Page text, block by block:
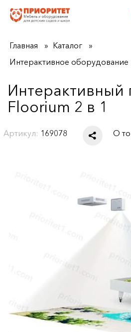
Главная
Каталог
Интерактивное оборудование
Интерактивный
Floorium 2 в 1
Артикул: 169078 О